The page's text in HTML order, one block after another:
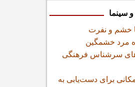
سینما
خشم و نفرت
سرشناس فرهنگی
برای دست‌یابی به